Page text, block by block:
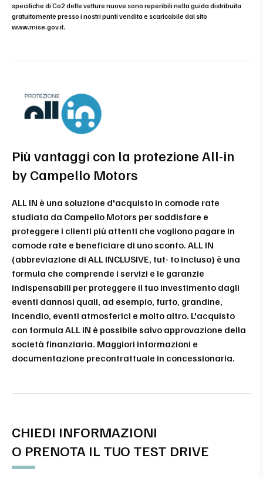
specifiche di Co2 delle vetture nuove sono reperibili nella guida distribuita
gratuitamente presso i nostri punti vendita e scaricabile dal sito
www.mise.gov.it.
Più vantaggi con la protezione All-in
by Campello Motors
ALL IN è una soluzione d'acquisto in comode rate
studiata da Campello Motors per soddisfare e
proteggere i clienti più attenti che vogliono pagare in
comode rate e beneficiare di uno sconto. ALL IN
(abbreviazione di ALL INCLUSIVE, tut- to incluso) è una
formula che comprende i servizi e le garanzie
indispensabili per proteggere il tuo investimento dagli
eventi dannosi quali, ad esempio, furto, grandine,
incendio, eventi atmosferici e molto altro. L'acquisto
con formula ALL IN è possibile salvo approvazione della
società finanziaria. Maggiori informazioni e
documentazione precontrattuale in concessionaria.
CHIEDI INFORMAZIONI
O PRENOTA IL TUO TEST DRIVE